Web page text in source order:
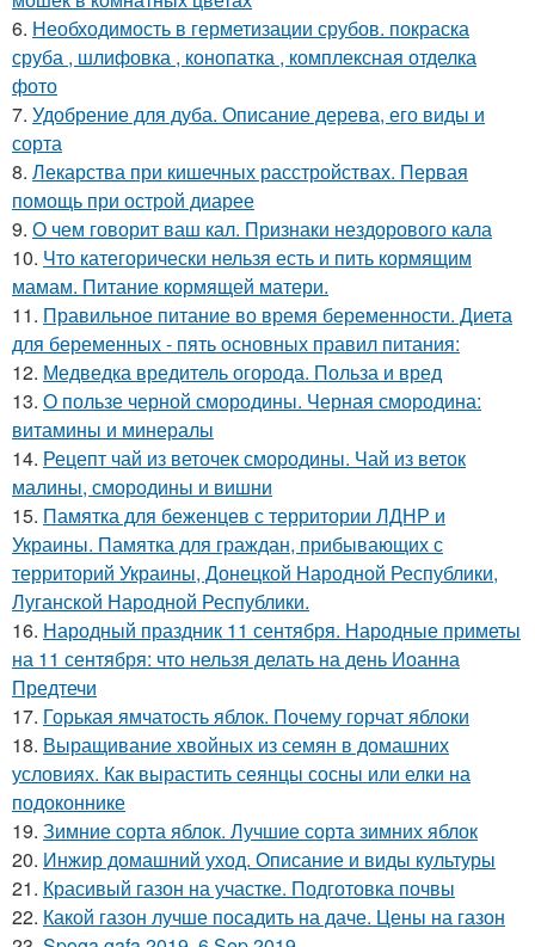
6. Необходимость в герметизации срубов. покраска
сруба , шлифовка , конопатка , комплексная отделка
фото
7. Удобрение для дуба. Описание дерева, его виды и
сорта
8. Лекарства при кишечных расстройствах. Первая
помощь при острой диарее
9. О чем говорит ваш кал. Признаки нездорового кала
10. Что категорически нельзя есть и пить кормящим
мамам. Питание кормящей матери.
11. Правильное питание во время беременности. Диета
для беременных - пять основных правил питания:
12. Медведка вредитель огорода. Польза и вред
13. О пользе черной смородины. Черная смородина:
витамины и минералы
14. Рецепт чай из веточек смородины. Чай из веток
малины, смородины и вишни
15. Памятка для беженцев с территории ЛДНР и
Украины. Памятка для граждан, прибывающих с
территорий Украины, Донецкой Народной Республики,
Луганской Народной Республики.
16. Народный праздник 11 сентября. Народные приметы
на 11 сентября: что нельзя делать на день Иоанна
Предтечи
17. Горькая ямчатость яблок. Почему горчат яблоки
18. Выращивание хвойных из семян в домашних
условиях. Как вырастить сеянцы сосны или елки на
подоконнике
19. Зимние сорта яблок. Лучшие сорта зимних яблок
20. Инжир домашний уход. Описание и виды культуры
21. Красивый газон на участке. Подготовка почвы
22. Какой газон лучше посадить на даче. Цены на газон